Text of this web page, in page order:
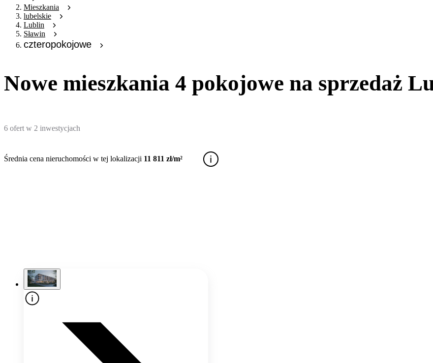
Mieszkania
lubelskie
Lublin
Sławin
czteropokojowe
Nowe mieszkania 4 pokojowe na sprzedaż
6 ofert w 2 inwestycjach
Średnia cena nieruchomości w tej lokalizacji 11 811 zł/m²